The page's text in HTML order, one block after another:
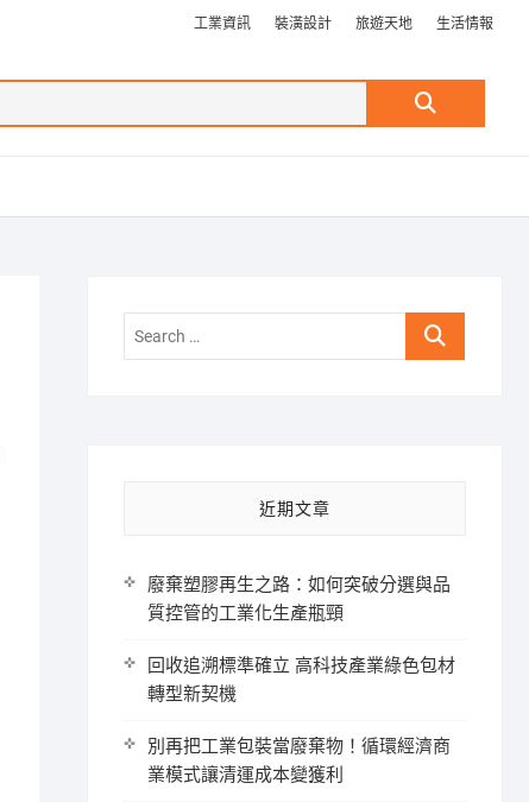
工業資訊 裝潢設計 旅遊天地 生活情報
Search
Search
近期文章
廢棄塑膠再生之路：如何突破分選與品
質控管的工業化生產瓶頸
回收追溯標準確立 高科技產業綠色包材
轉型新契機
別再把工業包裝當廢棄物！循環經濟商
業模式讓清運成本變獲利